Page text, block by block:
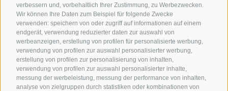
verbessern und, vorbehaltlich Ihrer Zustimmung, zu Werbezwecken.
Wir können Ihre Daten zum Beispiel für folgende Zwecke
verwenden: speichern von oder zugriff auf informationen auf einem
endgerät, verwendung reduzierter daten zur auswahl von
werbeanzeigen, erstellung von profilen für personalisierte werbung,
verwendung von profilen zur auswahl personalisierter werbung,
erstellung von profilen zur personalisierung von inhalten,
verwendung von profilen zur auswahl personalisierter inhalte,
messung der werbeleistung, messung der performance von inhalten,
analyse von zielgruppen durch statistiken oder kombinationen von